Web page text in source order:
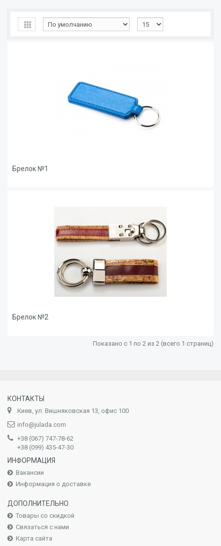
Брелок №1
Брелок №2
Показано с 1 по 2 из 2 (всего 1 страниц)
КОНТАКТЫ
Киев, ул. Вишняковская 13, офис 100
info@julada.com
+38 (067) 747-78-62
+38 (099) 435-47-30
ИНФОРМАЦИЯ
Вакансии
Информация о доставке
ДОПОЛНИТЕЛЬНО
Товары со скидкой
Связаться с нами
Карта сайта